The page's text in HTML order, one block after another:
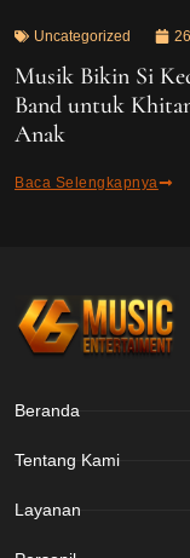
Uncategorized
Musik Bikin Si
Band untuk
Anak
Baca Selengkapnya
Beranda
Tentang Kami
Layanan